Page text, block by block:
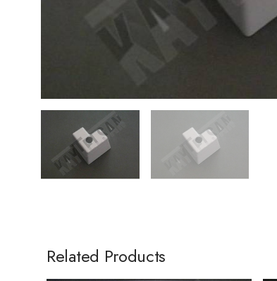
Related Products